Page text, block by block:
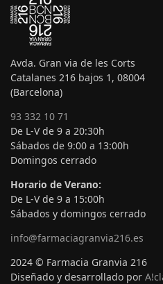
Avda. Gran via de les Corts
Catalanes 216 bajos 1, 08004
(Barcelona)
93 332 10 71
De L-V de 9 a 20:30h
Sábados de 9:00 a 13:00h
Domingos cerrado
Horario de Verano:
De L-V de 9 a 15:00h
Sábados y domingos cerrado
info@farmaciagranvia216.es
2024 © Farmacia Granvia 216
Diseñado y desarrollado por